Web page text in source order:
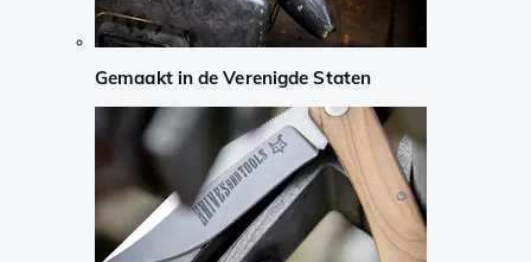
Gemaakt in de Verenigde Staten